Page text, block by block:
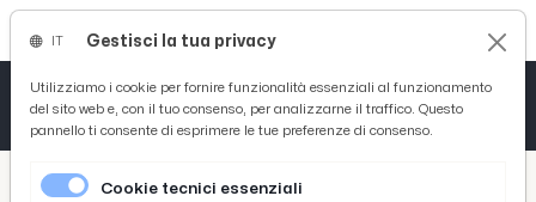
/ Picenotime
Gestisci la tua privacy
Utilizziamo i cookie per fornire funzionalità essenziali al funzionamento
del sito web e, con il tuo consenso, per analizzarne il traffico. Questo
pannello ti consente di esprimere le tue preferenze di consenso.
Cookie tecnici essenziali
Tutto News
Tutto Sport
Tutto Curiosità